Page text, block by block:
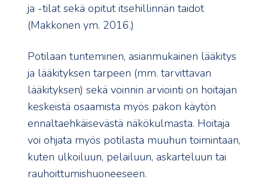
ja -tilat sekä opitut itsehillinnän taidot
(Makkonen ym. 2016.)
Potilaan tunteminen, asianmukainen lääkitys
ja lääkityksen tarpeen (mm. tarvittavan
lääkityksen) sekä voinnin arviointi on hoitajan
keskeistä osaamista myös pakon käytön
ennaltaehkäisevästä näkökulmasta. Hoitaja
voi ohjata myös potilasta muuhun toimintaan,
kuten ulkoiluun, pelailuun, askarteluun tai
rauhoittumishuoneeseen.